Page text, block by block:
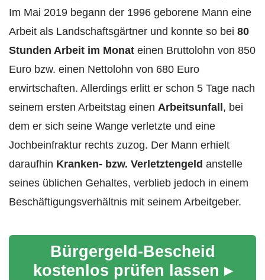
Im Mai 2019 begann der 1996 geborene Mann eine
Arbeit als Landschaftsgärtner und konnte so bei 80
Stunden Arbeit im Monat einen Bruttolohn von 850
Euro bzw. einen Nettolohn von 680 Euro
erwirtschaften. Allerdings erlitt er schon 5 Tage nach
seinem ersten Arbeitstag einen Arbeitsunfall, bei
dem er sich seine Wange verletzte und eine
Jochbeinfraktur rechts zuzog. Der Mann erhielt
daraufhin Kranken- bzw. Verletztengeld anstelle
seines üblichen Gehaltes, verblieb jedoch in einem
Beschäftigungsverhältnis mit seinem Arbeitgeber.
Bürgergeld-Bescheid
kostenlos prüfen lassen ▸